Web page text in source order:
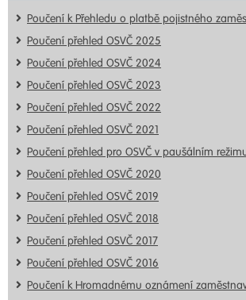
Poučení k Přehledu o platbě pojistného
Poučení přehled OSVČ 2025
Poučení přehled OSVČ 2024
Poučení přehled OSVČ 2023
Poučení přehled OSVČ 2022
Poučení přehled OSVČ 2021
Poučení přehled pro OSVČ v paušálním
Poučení přehled OSVČ 2020
Poučení přehled OSVČ 2019
Poučení přehled OSVČ 2018
Poučení přehled OSVČ 2017
Poučení přehled OSVČ 2016
Poučení k Hromadnému oznámení